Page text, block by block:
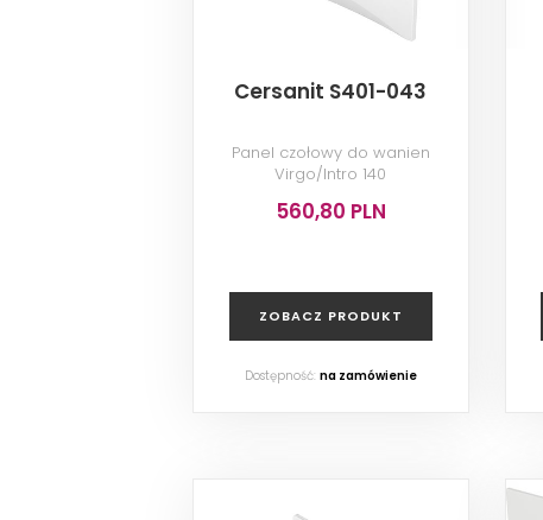
Cersanit S401-043
Panel czołowy do wanien
Virgo/Intro 140
560,80 PLN
ZOBACZ PRODUKT
Dostępność: na zamówienie